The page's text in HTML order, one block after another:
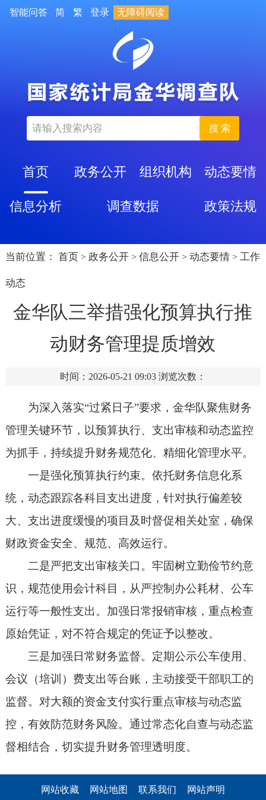
智能问答 简 繁 登录 无障碍阅读
搜 索
首页 政务公开 组织机构 动态要情
信息分析 调查数据 政策法规
当前位置： 首页 > 政务公开 > 信息公开 > 动态要情 > 工作
动态
金华队三举措强化预算执行推
动财务管理提质增效
时间：2026-05-21 09:03 浏览次数：
为深入落实“过紧日子”要求，金华队聚焦财务
管理关键环节，以预算执行、支出审核和动态监控
为抓手，持续提升财务规范化、精细化管理水平。
一是强化预算执行约束。依托财务信息化系
统，动态跟踪各科目支出进度，针对执行偏差较
大、支出进度缓慢的项目及时督促相关处室，确保
财政资金安全、规范、高效运行。
二是严把支出审核关口。牢固树立勤俭节约意
识，规范使用会计科目，从严控制办公耗材、公车
运行等一般性支出。加强日常报销审核，重点检查
原始凭证，对不符合规定的凭证予以整改。
三是加强日常财务监督。定期公示公车使用、
会议（培训）费支出等台账，主动接受干部职工的
监督。对大额的资金支付实行重点审核与动态监
控，有效防范财务风险。通过常态化自查与动态监
督相结合，切实提升财务管理透明度。
网站收藏 网站地图 联系我们 网站声明